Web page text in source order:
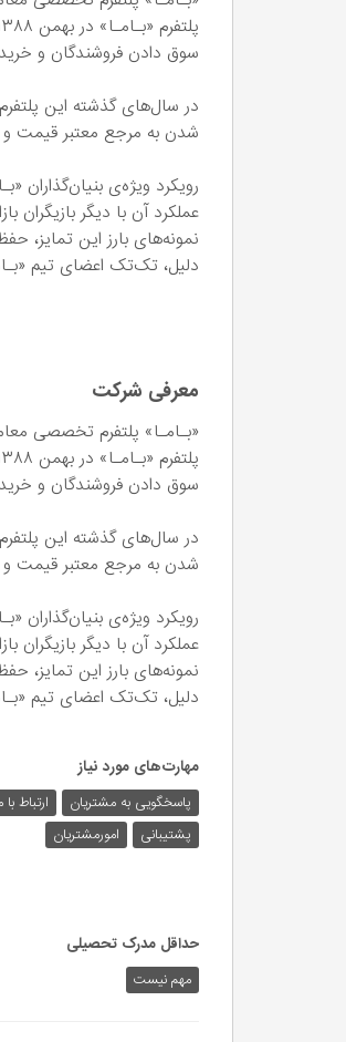
سوق دادن فروشندگان و
در سال‌های گذشته این
شدن به مرجع معتبر قیمت و
رویکرد ویژه‌ی
عملکرد آن با دیگر
نمونه‌های بارز این
دلیل، تک‌تک اعضای تیم
معرفی شرکت
«بـامـا» پلتفرم تخصصی
سوق دادن فروشندگان و
در سال‌های گذشته این
شدن به مرجع معتبر قیمت و
رویکرد ویژه‌ی
عملکرد آن با دیگر
نمونه‌های بارز این
دلیل، تک‌تک اعضای تیم
مهارت‌های مورد نیاز
پاسخگویی به مشتریان
ارتباط
پشتیبانی
امورمشتریان
حداقل مدرک تحصیلی
مهم نیست